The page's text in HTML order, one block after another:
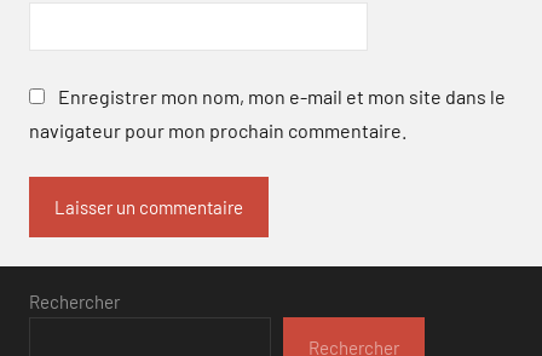
Enregistrer mon nom, mon e-mail et mon site dans le
navigateur pour mon prochain commentaire.
Rechercher
Rechercher